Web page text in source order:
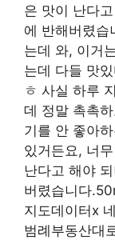
은 맛이 난다
에 반해버렸습
는데 와, 이거
는데 다들 맛
ㅎ 사실 하루
데 정말 촉촉
기를 안 좋아
있거든요, 너
난다고 해야
버렸습니다
지도데이터x
범례부동산대